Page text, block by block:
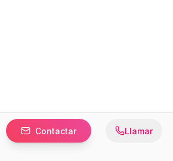
Contactar Llamar